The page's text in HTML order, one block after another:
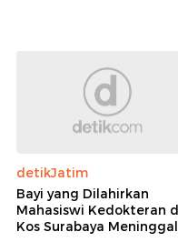
detikJatim
Bayi yang Dilahirkan
Mahasiswi Kedokteran
Kos Surabaya Meninggal